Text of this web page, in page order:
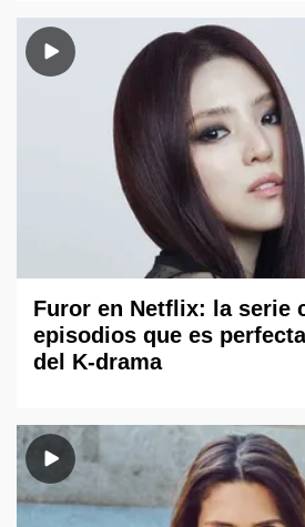
Furor en Netflix: la serie
episodios que es
del K-drama